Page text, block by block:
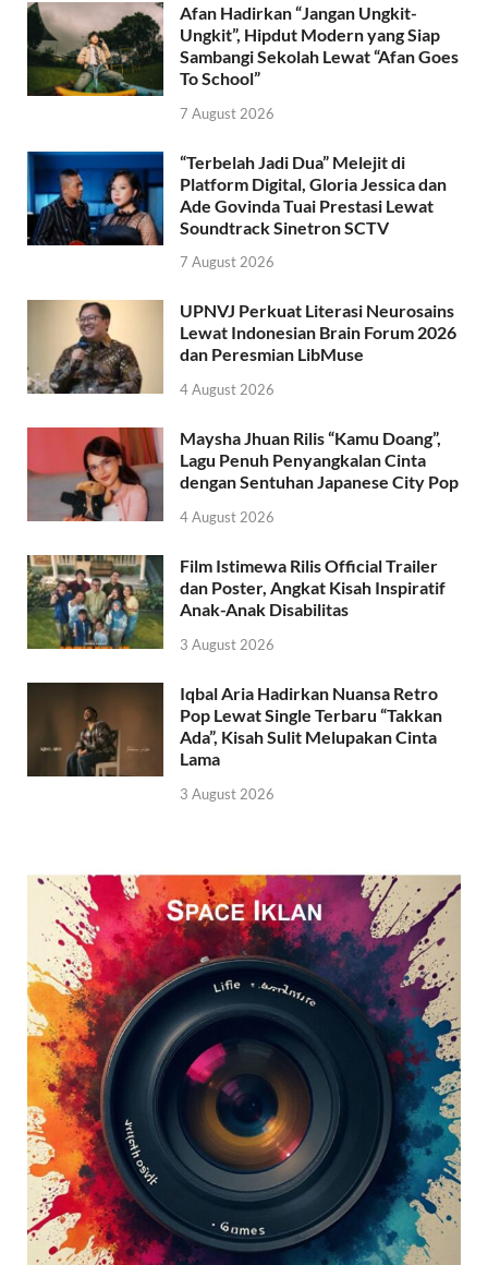
Afan Hadirkan “Jangan Ungkit-
Ungkit”, Hipdut Modern yang Siap
Sambangi Sekolah Lewat “Afan Goes
To School”
7 August 2026
“Terbelah Jadi Dua” Melejit di
Platform Digital, Gloria Jessica dan
Ade Govinda Tuai Prestasi Lewat
Soundtrack Sinetron SCTV
7 August 2026
UPNVJ Perkuat Literasi Neurosains
Lewat Indonesian Brain Forum 2026
dan Peresmian LibMuse
4 August 2026
Maysha Jhuan Rilis “Kamu Doang”,
Lagu Penuh Penyangkalan Cinta
dengan Sentuhan Japanese City Pop
4 August 2026
Film Istimewa Rilis Official Trailer
dan Poster, Angkat Kisah Inspiratif
Anak-Anak Disabilitas
3 August 2026
Iqbal Aria Hadirkan Nuansa Retro
Pop Lewat Single Terbaru “Takkan
Ada”, Kisah Sulit Melupakan Cinta
Lama
3 August 2026